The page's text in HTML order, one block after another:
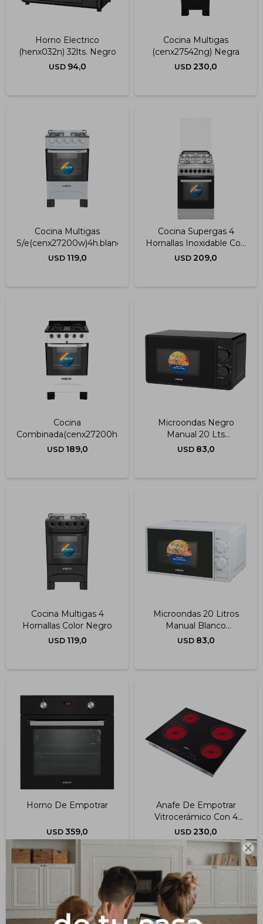

Horno Electrico
(henx032n) 32lts. Negro
USD 94,0
Cocina Multigas
(cenx27542ng) Negra
USD 230,0
Cocina Multigas
S/e(cenx27200w)4h.blanca
USD 119,0
Cocina Supergas 4
Hornallas Inoxidable Con
Termocupla 50x60 Cm -
USD 209,0
Cocina
Combinada(cenx27200hew)4h.blanco
USD 189,0
Microondas Negro
Manual 20 Lts
Moenx0320mng
USD 83,0
Cocina Multigas 4
Hornallas Color Negro
USD 119,0
Microondas 20 Litros
Manual Blanco
(moenx0320m
USD 83,0
Horno De Empotrar
USD 359,0
Anafe De Empotrar
Vitrocerámico Con 4
Discos
USD 230,0